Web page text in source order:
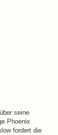
seine
Phoenix
fordert die